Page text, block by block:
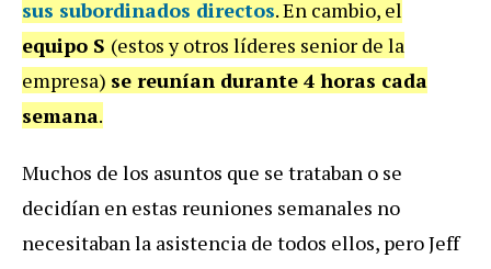
sus subordinados directos. En cambio, el
equipo S (estos y otros líderes senior de la
empresa) se reunían durante 4 horas cada
semana.
Muchos de los asuntos que se trataban o se
decidían en estas reuniones semanales no
necesitaban la asistencia de todos ellos, pero Jeff